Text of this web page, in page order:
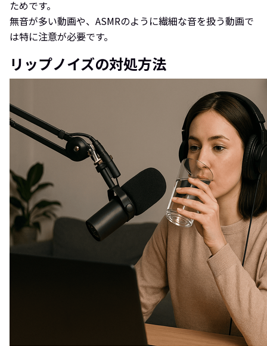
ためです。
無音が多い動画や、ASMRのように繊細な音を扱う動画で
は特に注意が必要です。
リップノイズの対処方法